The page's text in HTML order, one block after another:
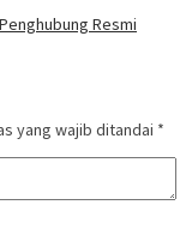
Resmi
yang wajib ditandai *